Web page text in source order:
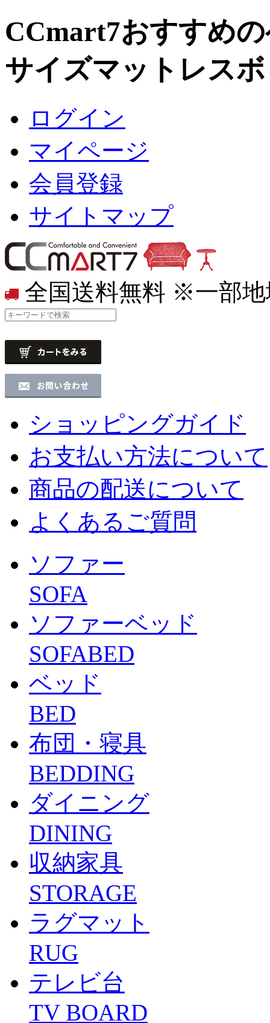
CCmart7おすすめ
サイズマットレス
ログイン
マイページ
会員登録
サイトマップ
全国送料無料 ※一部地
ショッピングガイド
お支払い方法について
商品の配送について
よくあるご質問
ソファー
SOFA
ソファーベッド
SOFABED
ベッド
BED
布団・寝具
BEDDING
ダイニング
DINING
収納家具
STORAGE
ラグマット
RUG
テレビ台
TV BOARD